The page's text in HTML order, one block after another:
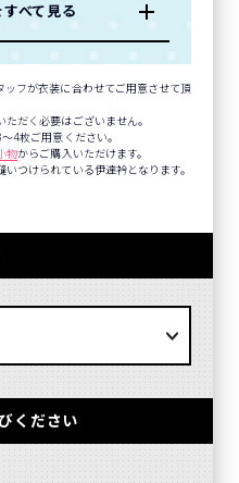
べて見る
ッフが衣装に合わせてご用意させて頂
だく必要はございません。
4枚ご用意ください。
物からご購入いただけます。
つけられている伊達衿となります。
ください